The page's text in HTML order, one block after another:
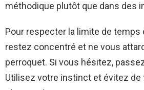
méthodique plutôt que dans des
Pour respecter la limite de temps
restez concentré et ne vous
perroquet. Si vous hésitez,
Utilisez votre instinct et évitez de